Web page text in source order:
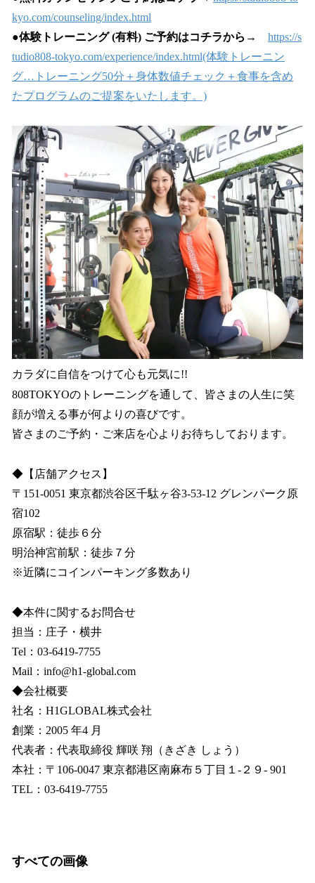
kyo.com/counseling/index.html
●体験トレーニング (有料) ご予約はコチラから → https://s
tudio808-tokyo.com/experience/index.html(体験トレーニン
グ…トレーニング50分＋身体数値チェック＋食事を含め
たプログラムのご提案をいたします。)
カラダに自信をつけて心も元気に!!
808TOKYOのトレーニングを通して、皆さまの人生に笑
顔が増える事が何よりの喜びです。
皆さまのご予約・ご来店を心よりお待ちしております。
◆【店舗アクセス】
〒151-0051 東京都渋谷区千駄ヶ谷3-53-12 グレンパーク原
宿102
原宿駅：徒歩６分
明治神宮前駅：徒歩７分
※近隣にコインパーキング多数あり
◆本件に関するお問合せ
担当：庄子・横井
Tel：03-6419-7755
Mail：info@h1-global.com
◆会社概要
社名：H1GLOBAL株式会社
創業：2005 年4 月
代表者：代表取締役 輝咲 翔（きざき しょう）
本社：〒106-0047 東京都港区南麻布５丁目１-２９- 901
TEL：03-6419-7755
すべての画像